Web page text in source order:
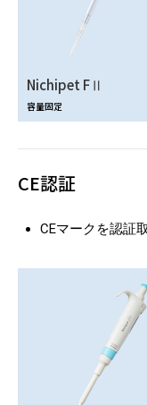
Nichipet FⅡ
容量固定
CE認証
CEマークを認証